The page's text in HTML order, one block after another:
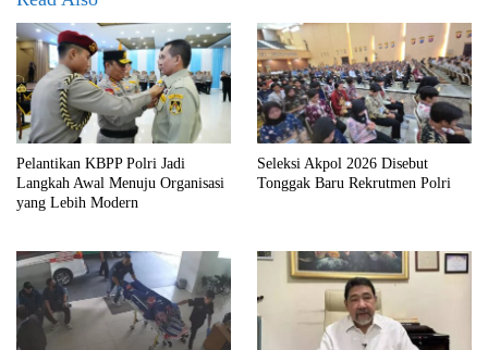
Pelantikan KBPP Polri Jadi
Langkah Awal Menuju Organisasi
yang Lebih Modern
Seleksi Akpol 2026 Disebut
Tonggak Baru Rekrutmen Polri